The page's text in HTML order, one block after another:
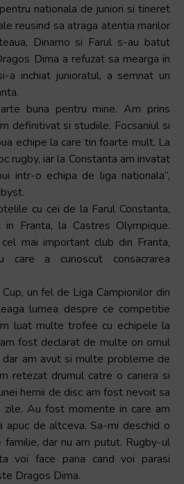
nationala de juniori si tineret
reusind sa atraga atentia marilor
Dinamo si Farul s-au batut
Dima a refuzat sa mearga in
a inchiat junioratul, a semnat un
buna pentru mine. Am prins
definitivat si studiile. Focsaniul si
echipe la care tin foarte mult. La
rugby, iar la Constanta am invatat
intr-o echipa de liga nationala”,
cu cei de la Farul Constanta,
Franta, la Castres Olympique.
mai important club din Franta,
care a cunoscut consacrarea
un fel de Liga Campionilor din
lumea despre ce competitie
luat multe trofee cu echipele la
fost declarat de multe ori omul
am avut si multe probleme de
retezat drumul catre o cariera si
hernii de disc am fost nevoit sa
Au fost momente in care am
de altceva. Sa-mi deschid o
dar nu am putut. Rugby-ul
voi face pana cand voi parasi
Dragos Dima.